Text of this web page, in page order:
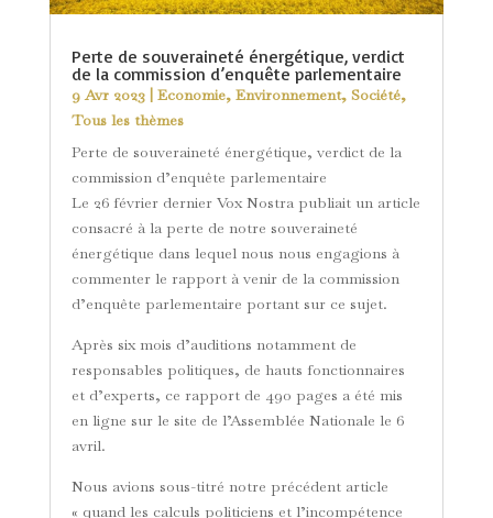
Perte de souveraineté énergétique, verdict
de la commission d’enquête parlementaire
9 Avr 2023| Economie, Environnement, Société,
Tous les thèmes
Perte de souveraineté énergétique, verdict de la
commission d’enquête parlementaire
Le 26 février dernier Vox Nostra publiait un article
consacré à la perte de notre souveraineté
énergétique dans lequel nous nous engagions à
commenter le rapport à venir de la commission
d’enquête parlementaire portant sur ce sujet.
Après six mois d’auditions notamment de
responsables politiques, de hauts fonctionnaires
et d’experts, ce rapport de 490 pages a été mis
en ligne sur le site de l’Assemblée Nationale le 6
avril.
Nous avions sous-titré notre précédent article
« quand les calculs politiciens et l’incompétence